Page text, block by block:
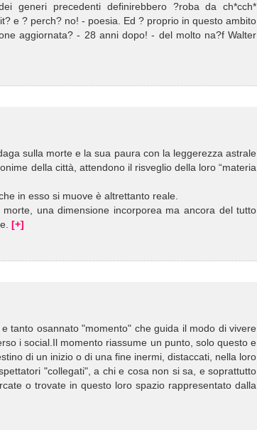
generi precedenti definirebbero ?roba da ch*cch*
e ? perch? no! - poesia. Ed ? proprio in questo ambito
aggiornata? - 28 anni dopo! - del molto na?f Walter
sulla morte e la sua paura con la leggerezza astrale
della città, attendono il risveglio della loro “materia
in esso si muove è altrettanto reale.
una dimensione incorporea ma ancora del tutto
[+]
tanto osannato "momento" che guida il modo di vivere
i social.Il momento riassume un punto, solo questo e
di un inizio o di una fine inermi, distaccati, nella loro
"collegati", a chi e cosa non si sa, e soprattutto
o trovate in questo loro spazio rappresentato dalla